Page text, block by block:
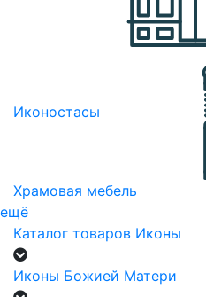
Иконостасы
Храмовая мебель
ещё
Каталог товаров Иконы
Иконы Божией Матери